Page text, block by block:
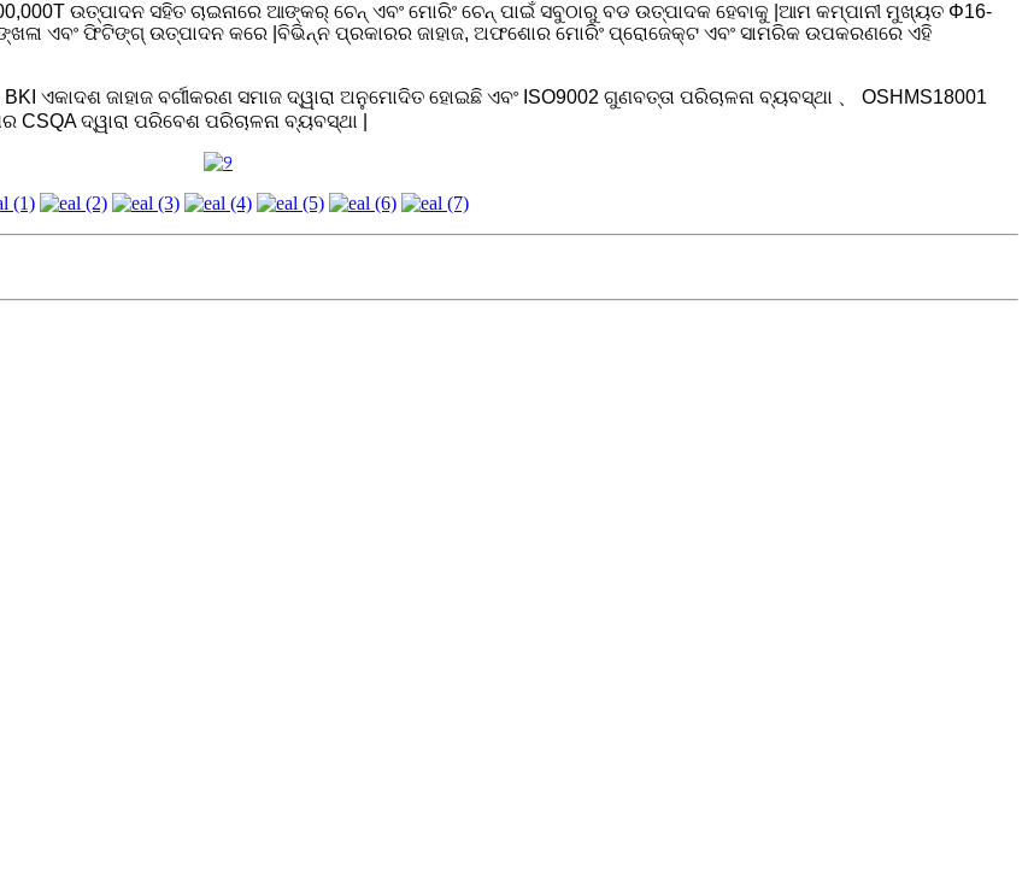
ଉତ୍ପାଦନ ସହିତ ଚାଇନାରେ ଆଙ୍କର୍ ଚେନ୍ ଏବଂ ମୋରିଂ ଚେନ୍ ପାଇଁ ସବୁଠାରୁ ବଡ ଉତ୍ପାଦକ ହେବାକୁ |ଆମ କମ୍ପାନୀ ମୁଖ୍ୟତ Φ16-
ଏବଂ ଫିଟିଙ୍ଗ୍ ଉତ୍ପାଦନ କରେ |ବିଭିନ୍ନ ପ୍ରକାରର ଜାହାଜ, ଅଫଶୋର ମୋରିଂ ପ୍ରୋଜେକ୍ଟ ଏବଂ ସାମରିକ ଉପକରଣରେ ଏହି
ଏକାଦଶ ଜାହାଜ ବର୍ଗୀକରଣ ସମାଜ ଦ୍ୱାରା ଅନୁମୋଦିତ ହୋଇଛି ଏବଂ ISO9002 ଗୁଣବତ୍ତା ପରିଚାଳନା ବ୍ୟବସ୍ଥା 、 OSHMS18001
CSQA ଦ୍ୱାରା ପରିବେଶ ପରିଚାଳନା ବ୍ୟବସ୍ଥା |